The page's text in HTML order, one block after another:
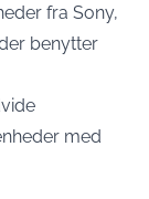
fra Sony,
benytter
med